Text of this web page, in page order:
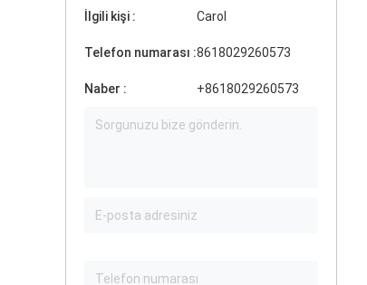
İlgili kişi : Carol
Telefon numarası :8618029260573
Naber : +8618029260573